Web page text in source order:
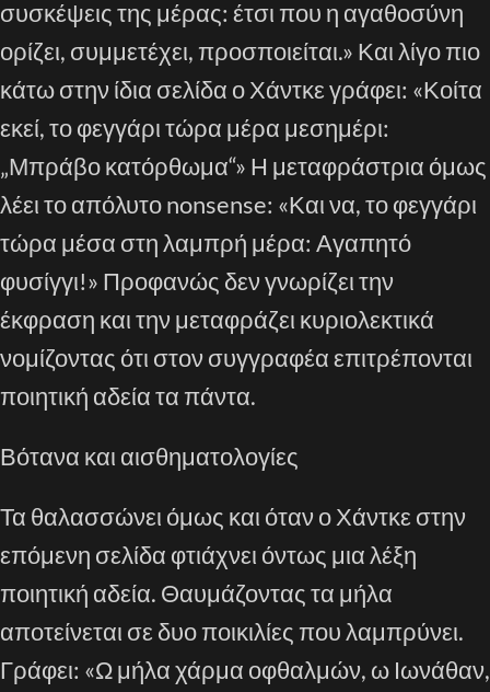
συσκέψεις της μέρας: έτσι που η αγαθοσύνη
ορίζει, συμμετέχει, προσποιείται.» Και λίγο πιο
κάτω στην ίδια σελίδα ο Χάντκε γράφει: «Κοίτα
εκεί, το φεγγάρι τώρα μέρα μεσημέρι:
„Μπράβο κατόρθωμα“» Η μεταφράστρια όμως
λέει το απόλυτο nonsense: «Και να, το φεγγάρι
τώρα μέσα στη λαμπρή μέρα: Αγαπητό
φυσίγγι!» Προφανώς δεν γνωρίζει την
έκφραση και την μεταφράζει κυριολεκτικά
νομίζοντας ότι στον συγγραφέα επιτρέπονται
ποιητική αδεία τα πάντα.
Βότανα και αισθηματολογίες
Τα θαλασσώνει όμως και όταν ο Χάντκε στην
επόμενη σελίδα φτιάχνει όντως μια λέξη
ποιητική αδεία. Θαυμάζοντας τα μήλα
αποτείνεται σε δυο ποικιλίες που λαμπρύνει.
Γράφει: «Ω μήλα χάρμα οφθαλμών, ω Ιωνάθαν,